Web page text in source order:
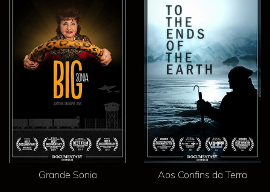
Grande Sonia Aos Confins da Terra